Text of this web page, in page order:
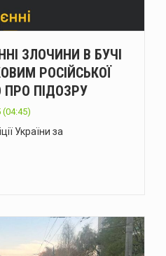
ЗЛОЧИНИ В БУЧІ
РОСІЙСЬКОЇ
ПРО ПІДОЗРУ
(04:45)
України за